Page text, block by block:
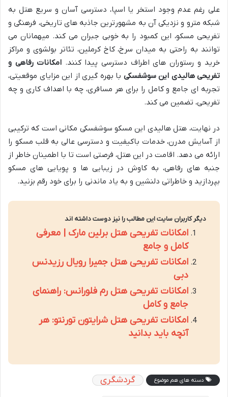
علی رغم عدم وجود استخر یا اسپا، دسترسی آسان و سریع هتل به
شبکه مترو و نزدیکی آن به مشهورترین جاذبه های تاریخی، فرهنگی و
تفریحی مسکو، این کمبود را به خوبی جبران می کند. میهمانان می
توانند به راحتی به میدان سرخ، کاخ کرملین، تئاتر بولشوی و مراکز
خرید و رستوران های اطراف دسترسی پیدا کنند. امکانات رفاهی و
تفریحی هالیدی این سوشفسکی با بهره گیری از این مزایای موقعیتی،
تجربه ای جامع و کامل را برای هر مسافری، چه با اهداف کاری و چه
تفریحی، تضمین می کند.
در نهایت، هتل هالیدی این مسکو سوشفسکی مکانی است که ترکیبی
از آسایش مدرن، خدمات باکیفیت و دسترسی عالی به قلب مسکو را
ارائه می دهد. اقامت در این هتل، فرصتی است تا با اطمینان خاطر از
جنبه های رفاهی، به کاوش در زیبایی ها و پویایی های مسکو
بپردازید و خاطراتی دلنشین و به یاد ماندنی را برای خود رقم بزنید.
دیگر کاربران سایت این مطالب را نیز دوست داشته اند
امکانات تفریحی هتل برلین مارک | معرفی
کامل و جامع
امکانات تفریحی هتل جمیرا رویال رزیدنس
دبی
امکانات تفریحی هتل رم فلورانس: راهنمای
جامع و کامل
امکانات تفریحی هتل شرایتون تورنتو: هر
آنچه باید بدانید
دسته های هم موضوع گردشگری